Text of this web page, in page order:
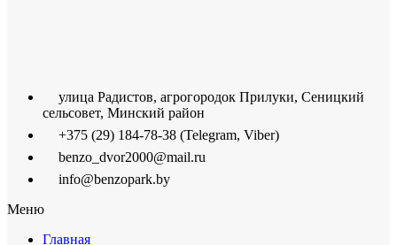
улица Радистов, агрогородок Прилуки, Сеницкий
сельсовет, Минский район
+375 (29) 184-78-38 (Telegram, Viber)
benzo_dvor2000@mail.ru
info@benzopark.by
Меню
Главная